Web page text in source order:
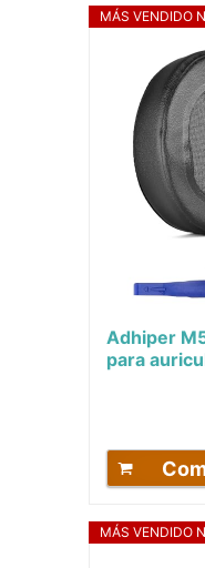
MÁS VENDIDO
Adhiper
para
Technica
MÁS VENDIDO